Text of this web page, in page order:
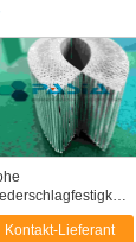
Kontakt-Lieferant